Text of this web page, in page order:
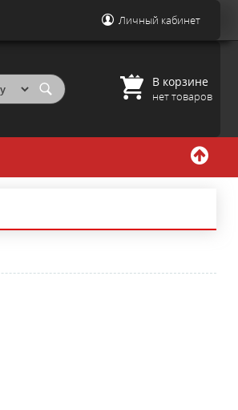
Личный кабинет
В корзине
нет товаров